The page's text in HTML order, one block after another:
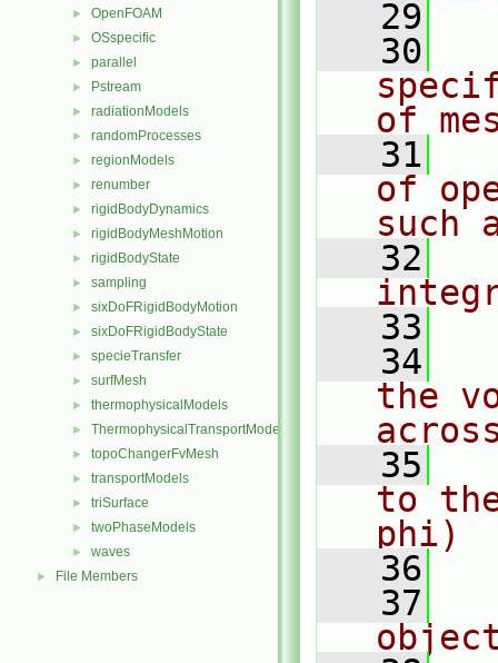
► OpenFOAM
► OSspecific
► parallel
► Pstream
► radiationModels
► randomProcesses
► regionModels
► renumber
► rigidBodyDynamics
► rigidBodyMeshMotion
► rigidBodyState
► sampling
► sixDoFRigidBodyMotion
► sixDoFRigidBodyState
► specieTransfer
► surfMesh
► thermophysicalModels
► ThermophysicalTransportModels
► topoChangerFvMesh
► transportModels
► triSurface
► twoPhaseModels
► waves
► File Members
   29
   30
of
   31
of
such
   32
   33
   34
the
   35
to
phi)
   36
   37